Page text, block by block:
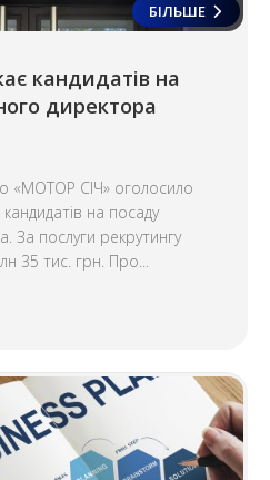
БІЛЬШЕ
кандидатів на
директора
«МОТОР СІЧ» оголосило
на посаду
За послуги рекрутингу
35 тис. грн. Про...